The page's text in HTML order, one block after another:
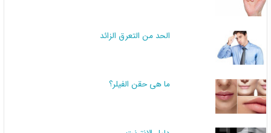
الحد من التعرق الزائد
ما هي حقن الفيلر؟